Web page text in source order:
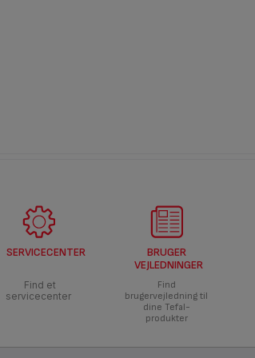
SERVICECENTER
Find et
servicecenter
BRUGER
VEJLEDNINGER
Find
brugervejledning til
dine Tefal-
produkter